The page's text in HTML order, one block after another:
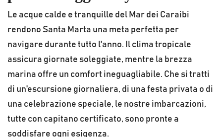
Le acque calde e tranquille del Mar dei Caraibi
rendono Santa Marta una meta perfetta per
navigare durante tutto l'anno. Il clima tropicale
assicura giornate soleggiate, mentre la brezza
marina offre un comfort ineguagliabile. Che si tratti
di un'escursione giornaliera, di una festa privata o di
una celebrazione speciale, le nostre imbarcazioni,
tutte con capitano certificato, sono pronte a
soddisfare ogni esigenza.